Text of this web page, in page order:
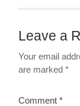
Leave a
Your email
are marked*
Comment*